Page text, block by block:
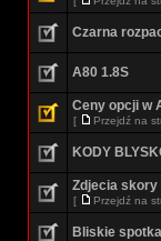
Czarna
A80 1.8S
Ceny opcji w
[ Przejdź na
KODY
Zdjecia skory
[ Przejdź na
Bliskie